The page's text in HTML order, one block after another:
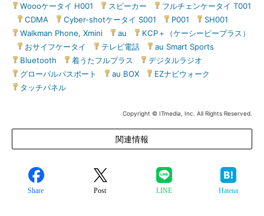
Woooケータイ H001
スピーカー
フルチェンケータイ T001
CDMA Cyber-shotケータイ S001 P001 SH001
Walkman Phone, Xmini
au
KCP＋（ケーシーピープラス）
おサイフケータイ テレビ電話 au Smart Sports
Bluetooth
着うたフルプラス デジタルラジオ
グローバルパスポート
au BOX EZナビウォーク
タッチパネル
Copyright © ITmedia, Inc. All Rights Reserved.
関連情報
Share Post LINE Hatena